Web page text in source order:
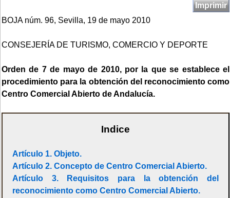
Imprimir
BOJA núm. 96, Sevilla, 19 de mayo 2010
CONSEJERÍA DE TURISMO, COMERCIO Y DEPORTE
Orden de 7 de mayo de 2010, por la que se establece el
procedimiento para la obtención del reconocimiento como
Centro Comercial Abierto de Andalucía.
Indice
Artículo 1. Objeto.
Artículo 2. Concepto de Centro Comercial Abierto.
Artículo 3. Requisitos para la obtención del
reconocimiento como Centro Comercial Abierto.